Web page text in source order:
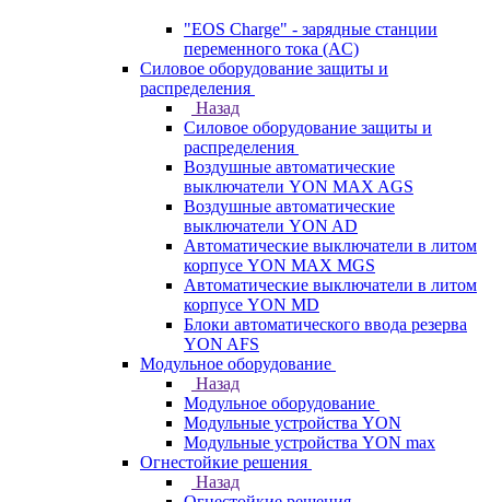
"EOS Charge" - зарядные станции
переменного тока (AC)
Силовое оборудование защиты и
распределения
Назад
Силовое оборудование защиты и
распределения
Воздушные автоматические
выключатели YON MAX AGS
Воздушные автоматические
выключатели YON AD
Автоматические выключатели в литом
корпусе YON MAX MGS
Автоматические выключатели в литом
корпусе YON MD
Блоки автоматического ввода резерва
YON AFS
Модульное оборудование
Назад
Модульное оборудование
Модульные устройства YON
Модульные устройства YON max
Огнестойкие решения
Назад